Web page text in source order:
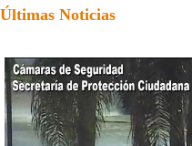
Últimas Noticias